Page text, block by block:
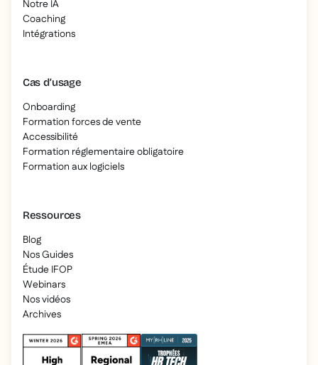
Notre IA
Coaching
Intégrations
Cas d’usage
Onboarding
Formation forces de vente
Accessibilité
Formation réglementaire obligatoire
Formation aux logiciels
Ressources
Blog
Nos Guides
Étude IFOP
Webinars
Nos vidéos
Archives